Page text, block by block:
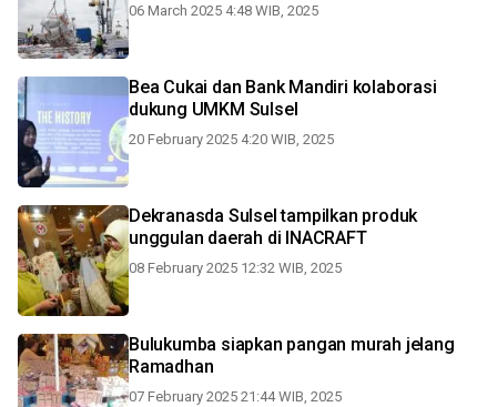
06 March 2025 4:48 WIB, 2025
Bea Cukai dan Bank Mandiri kolaborasi
dukung UMKM Sulsel
20 February 2025 4:20 WIB, 2025
Dekranasda Sulsel tampilkan produk
unggulan daerah di INACRAFT
08 February 2025 12:32 WIB, 2025
Bulukumba siapkan pangan murah jelang
Ramadhan
07 February 2025 21:44 WIB, 2025